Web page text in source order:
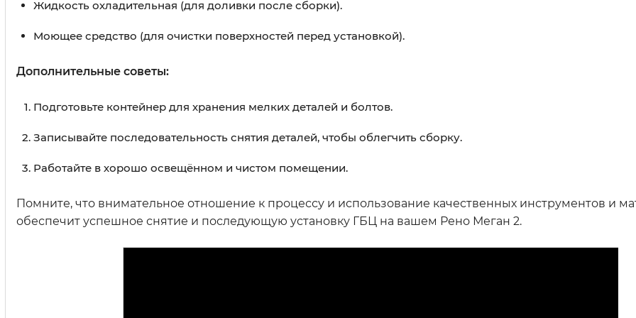
Жидкость охладительная (для доливки после сборки).
Моющее средство (для очистки поверхностей перед установкой).
Дополнительные советы:
Подготовьте контейнер для хранения мелких деталей и болтов.
Записывайте последовательность снятия деталей, чтобы облегчить сборку.
Работайте в хорошо освещённом и чистом помещении.
Помните, что внимательное отношение к процессу и использование качественных инструментов и
обеспечит успешное снятие и последующую установку ГБЦ на вашем Рено Меган 2.